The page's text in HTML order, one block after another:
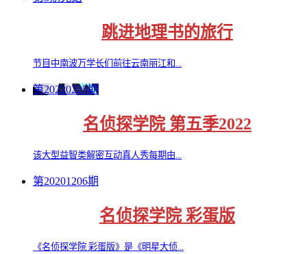
跳进地理书的旅行
节目中南波万学长们前往云南丽江和...
第20220225期
名侦探学院 第五季2022
该大型益智类解密互动真人秀每期由...
第20201206期
名侦探学院 彩蛋版
《名侦探学院 彩蛋版》是《明星大侦...